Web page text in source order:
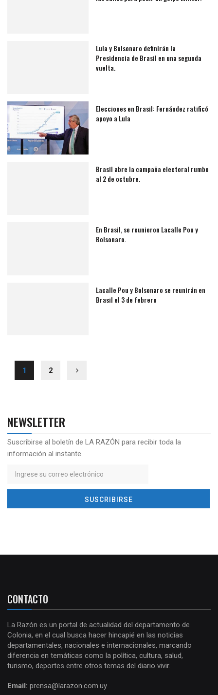
Lula y Bolsonaro definirán la
Presidencia de Brasil en una segunda
vuelta.
Elecciones en Brasil: Fernández ratificó
apoyo a Lula
Brasil abre la campaña electoral rumbo
al 2 de octubre.
En Brasil, se reunieron Lacalle Pou y
Bolsonaro.
Lacalle Pou y Bolsonaro se reunirán en
Brasil el 3 de febrero
1 2
NEWSLETTER
Suscribirse al boletín de LA RAZÓN para recibir toda la
información al instante.
CONTACTO
La Razón es un portal de actualidad del departamento de
Colonia, en el cual busca hacer hincapié en las noticias
departamentales, nacionales e internacionales, marcando
diferencia en temáticas como la política, cultura, salud,
turismo, deportes entre otros temas del diario vivir.
Email: prensa@larazon.com.uy